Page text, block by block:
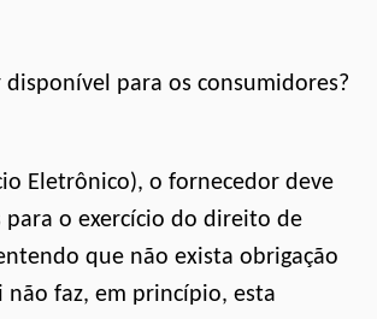
para os consumidores?
Eletrônico), o fornecedor deve
para o exercício do direito de
que não exista obrigação
faz, em princípio, esta